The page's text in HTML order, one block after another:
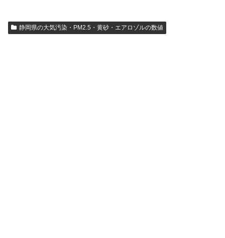
静岡県の大気汚染・PM2.5・黄砂・エアロゾルの数値